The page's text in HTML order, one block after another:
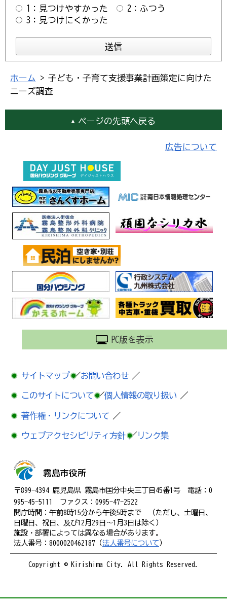
1：見つけやすかった
2：ふつう
3：見つけにくかった
ホーム
> 子ども・子育て支援事業計画策定に向けた
ニーズ調査
ページの先頭へ戻る
広告について
PC版を表示
サイトマップ ／お問い合わせ ／
このサイトについて ／個人情報の取り扱い ／
著作権・リンクについて ／
ウェブアクセシビリティ方針 ／リンク集
霧島市役所
〒899-4394 鹿児島県 霧島市国分中央三丁目45番1号 電話：0
995-45-5111 ファクス：0995-47-2522
開庁時間：午前8時15分から午後5時まで （ただし、土曜日、
日曜日、祝日、及び12月29日～1月3日は除く）
施設・部署によっては異なる場合があります。
法人番号：8000020462187（法人番号について ）
Copyright © Kirishima City. All Rights Reserved.